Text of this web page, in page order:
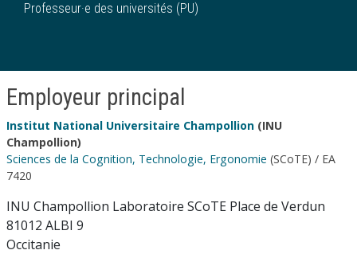
Professeur·e des universités (PU)
Employeur principal
Institut National Universitaire Champollion (INU
Champollion)
Sciences de la Cognition, Technologie, Ergonomie (SCoTE) / EA
7420
INU Champollion Laboratoire SCoTE Place de Verdun
81012 ALBI 9
Occitanie